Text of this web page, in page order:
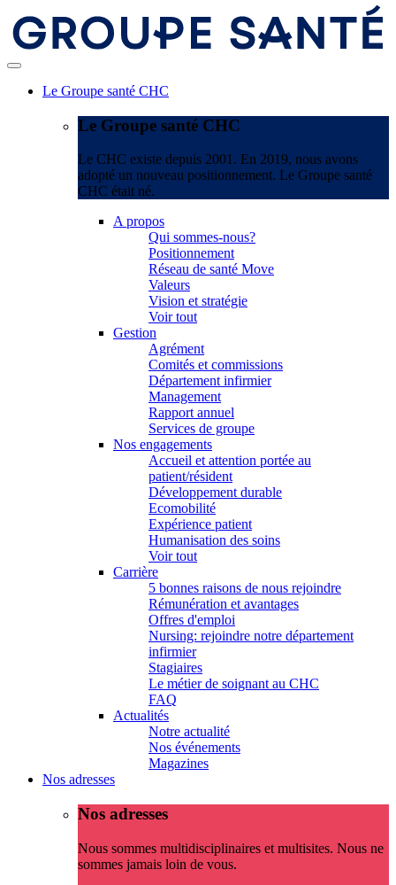
Le Groupe santé CHC
Le Groupe santé CHC
Le CHC existe depuis 2001. En 2019, nous avons
adopté un nouveau positionnement. Le Groupe santé
CHC était né.
A propos
Qui sommes-nous?
Positionnement
Réseau de santé Move
Valeurs
Vision et stratégie
Voir tout
Gestion
Agrément
Comités et commissions
Département infirmier
Management
Rapport annuel
Services de groupe
Nos engagements
Accueil et attention portée au
patient/résident
Développement durable
Ecomobilité
Expérience patient
Humanisation des soins
Voir tout
Carrière
5 bonnes raisons de nous rejoindre
Rémunération et avantages
Offres d'emploi
Nursing: rejoindre notre département
infirmier
Stagiaires
Le métier de soignant au CHC
FAQ
Actualités
Notre actualité
Nos événements
Magazines
Nos adresses
Nos adresses
Nous sommes multidisciplinaires et multisites. Nous ne
sommes jamais loin de vous.